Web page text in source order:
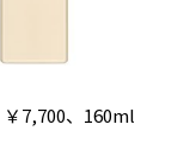
￥7,700、 160ml